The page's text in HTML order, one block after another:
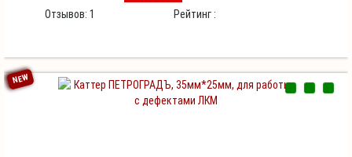
Отзывов:1 Рейтинг :
NEW